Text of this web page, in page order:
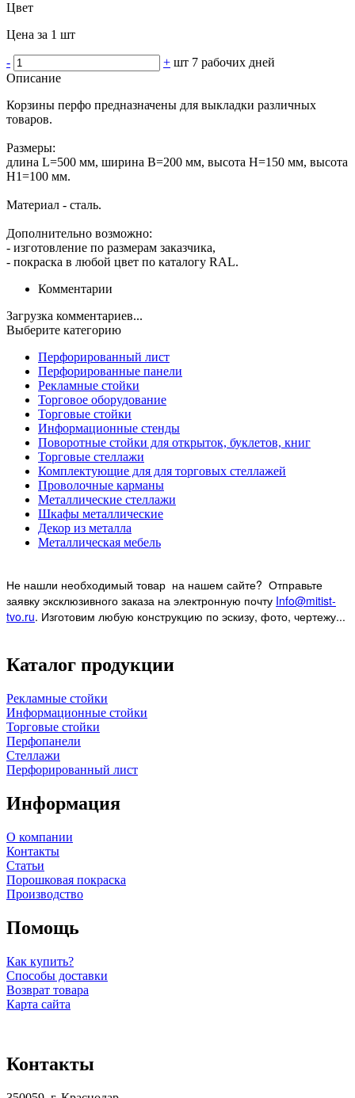
Цвет
Цена за 1 шт
- + шт 7 рабочих дней
Описание
Корзины перфо предназначены для выкладки различных
товаров.
Размеры:
длина L=500 мм, ширина В=200 мм, высота Н=150 мм, высота
Н1=100 мм.
Материал - сталь.
Дополнительно возможно:
- изготовление по размерам заказчика,
- покраска в любой цвет по каталогу RAL.
Комментарии
Загрузка комментариев...
Выберите категорию
Перфорированный лист
Перфорированные панели
Рекламные стойки
Торговое оборудование
Торговые стойки
Информационные стенды
Поворотные стойки для открыток, буклетов, книг
Торговые стеллажи
Комплектующие для для торговых стеллажей
Проволочные карманы
Металлические стеллажи
Шкафы металлические
Декор из металла
Металлическая мебель
Не нашли необходимый товар на нашем сайте? Отправьте
заявку эксклюзивного заказа на электронную почту Info@mitist-
tvo.ru. Изготовим любую конструкцию по эскизу, фото, чертежу...
Каталог продукции
Рекламные стойки
Информационные стойки
Торговые стойки
Перфопанели
Стеллажи
Перфорированный лист
Информация
О компании
Контакты
Статьи
Порошковая покраска
Производство
Помощь
Как купить?
Способы доставки
Возврат товара
Карта сайта
Контакты